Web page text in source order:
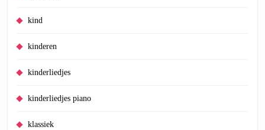
kind
kinderen
kinderliedjes
kinderliedjes piano
klassiek